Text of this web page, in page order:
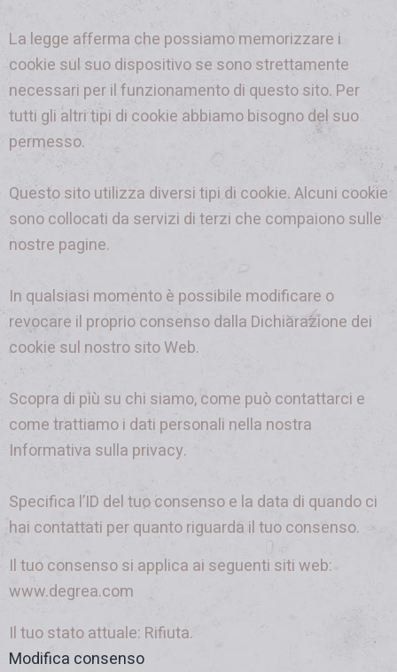
La legge afferma che possiamo memorizzare i
cookie sul suo dispositivo se sono strettamente
necessari per il funzionamento di questo sito. Per
tutti gli altri tipi di cookie abbiamo bisogno del suo
permesso.
Questo sito utilizza diversi tipi di cookie. Alcuni cookie
sono collocati da servizi di terzi che compaiono sulle
nostre pagine.
In qualsiasi momento è possibile modificare o
revocare il proprio consenso dalla Dichiarazione dei
cookie sul nostro sito Web.
Scopra di più su chi siamo, come può contattarci e
come trattiamo i dati personali nella nostra
Informativa sulla privacy.
Specifica l’ID del tuo consenso e la data di quando ci
hai contattati per quanto riguarda il tuo consenso.
Il tuo consenso si applica ai seguenti siti web:
www.degrea.com
Il tuo stato attuale: Rifiuta.
Modifica consenso